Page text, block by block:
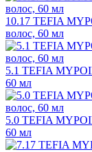
10.17 TEFIA
волос, 60 мл
5.1 TEFIA
60 мл
5.0 TEFIA
60 мл